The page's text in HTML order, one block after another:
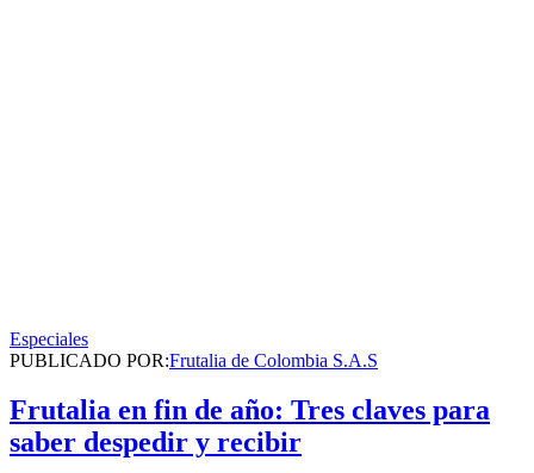
Especiales
PUBLICADO POR:Frutalia de Colombia S.A.S
Frutalia en fin de año: Tres claves para
saber despedir y recibir